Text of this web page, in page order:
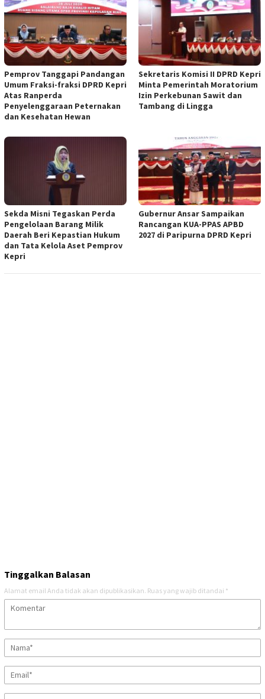
Pemprov Tanggapi Pandangan
Umum Fraksi-fraksi DPRD Kepri
Atas Ranperda
Penyelenggaraan Peternakan
dan Kesehatan Hewan
Sekretaris Komisi II DPRD Kepri
Minta Pemerintah Moratorium
Izin Perkebunan Sawit dan
Tambang di Lingga
Sekda Misni Tegaskan Perda
Pengelolaan Barang Milik
Daerah Beri Kepastian Hukum
dan Tata Kelola Aset Pemprov
Kepri
Gubernur Ansar Sampaikan
Rancangan KUA-PPAS APBD
2027 di Paripurna DPRD Kepri
Tinggalkan Balasan
Alamat email Anda tidak akan dipublikasikan. Ruas yang wajib ditandai *